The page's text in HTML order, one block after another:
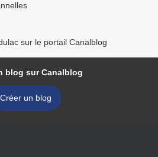
sur le portail Canalblog
blog sur Canalblog
Créer un blog